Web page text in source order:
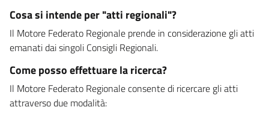
Cosa si intende per "atti regionali"?
Il Motore Federato Regionale prende in considerazione gli atti
emanati dai singoli Consigli Regionali.
Come posso effettuare la ricerca?
Il Motore Federato Regionale consente di ricercare gli atti
attraverso due modalità: